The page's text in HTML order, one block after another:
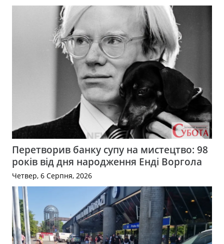
Перетворив банку супу на мистецтво: 98
років від дня народження Енді Воргола
Четвер, 6 Серпня, 2026